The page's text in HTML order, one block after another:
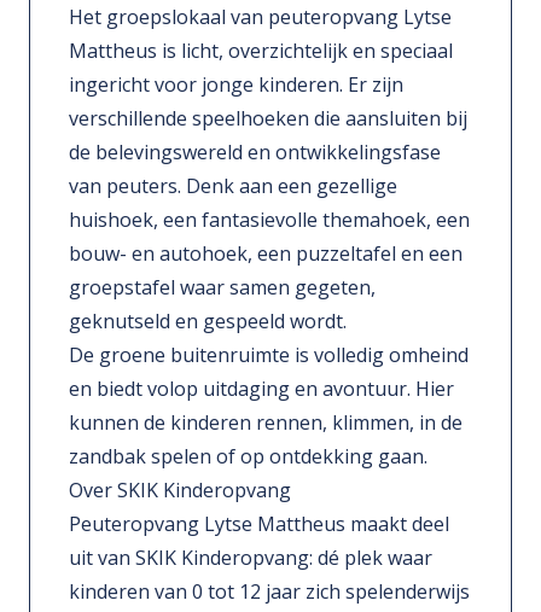
Het groepslokaal van peuteropvang Lytse
Mattheus is licht, overzichtelijk en speciaal
ingericht voor jonge kinderen. Er zijn
verschillende speelhoeken die aansluiten bij
de belevingswereld en ontwikkelingsfase
van peuters. Denk aan een gezellige
huishoek, een fantasievolle themahoek, een
bouw- en autohoek, een puzzeltafel en een
groepstafel waar samen gegeten,
geknutseld en gespeeld wordt.
De groene buitenruimte is volledig omheind
en biedt volop uitdaging en avontuur. Hier
kunnen de kinderen rennen, klimmen, in de
zandbak spelen of op ontdekking gaan.
Over SKIK Kinderopvang
Peuteropvang Lytse Mattheus maakt deel
uit van SKIK Kinderopvang: dé plek waar
kinderen van 0 tot 12 jaar zich spelenderwijs